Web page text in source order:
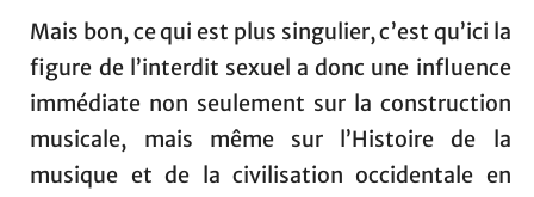
Mais bon, ce qui est plus singulier, c’est qu’ici la
figure de l’interdit sexuel a donc une influence
immédiate non seulement sur la construction
musicale, mais même sur l’Histoire de la
musique et de la civilisation occidentale en